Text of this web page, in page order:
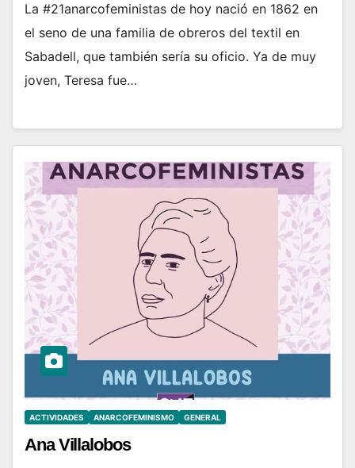
La #21anarcofeministas de hoy nació en 1862 en
el seno de una familia de obreros del textil en
Sabadell, que también sería su oficio. Ya de muy
joven, Teresa fue…
ACTIVIDADES ANARCOFEMINISMO GENERAL
Ana Villalobos